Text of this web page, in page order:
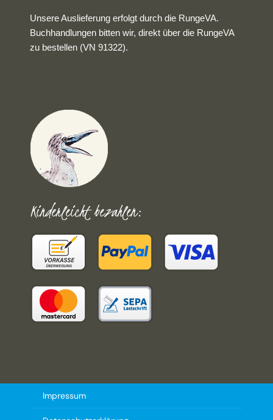
Unsere Auslieferung erfolgt durch die RungeVA.
Buchhandlungen bitten wir, direkt über die RungeVA
zu bestellen (VN 91322).
Kinderleicht bezahlen:
Impressum